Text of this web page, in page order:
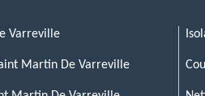
Varreville
Martin De Varreville